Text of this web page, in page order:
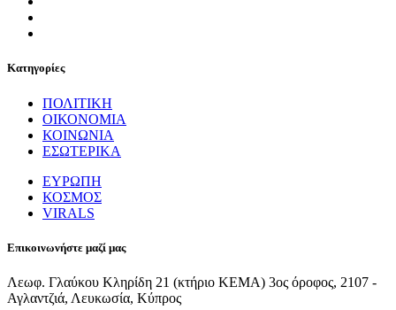
Κατηγορίες
ΠΟΛΙΤΙΚΗ
ΟΙΚΟΝΟΜΙΑ
ΚΟΙΝΩΝΙΑ
ΕΣΩΤΕΡΙΚΑ
ΕΥΡΩΠΗ
ΚΟΣΜΟΣ
VIRALS
Επικοινωνήστε μαζί μας
Λεωφ. Γλαύκου Κληρίδη 21 (κτήριο ΚΕΜΑ) 3ος όροφος, 2107 -
Αγλαντζιά, Λευκωσία, Κύπρος